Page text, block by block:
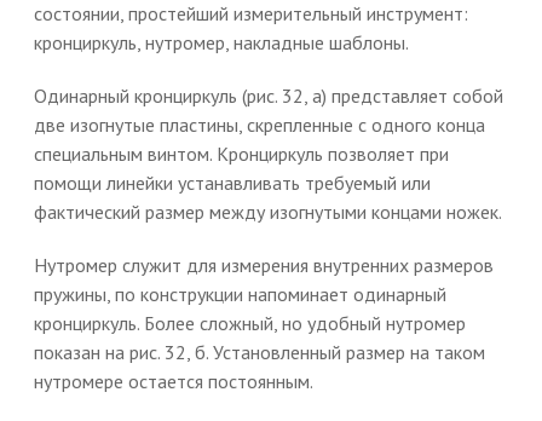
состоянии, простейший измерительный инструмент:
кронциркуль, нутромер, накладные шаблоны.
Одинарный кронциркуль (рис. 32, а) представляет собой
две изогнутые пластины, скрепленные с одного конца
специальным винтом. Кронциркуль позволяет при
помощи линейки устанавливать требуемый или
фактический размер между изогнутыми концами ножек.
Нутромер служит для измерения внутренних размеров
пружины, по конструкции напоминает одинарный
кронциркуль. Более сложный, но удобный нутромер
показан на рис. 32, б. Установленный размер на таком
нутромере остается постоянным.